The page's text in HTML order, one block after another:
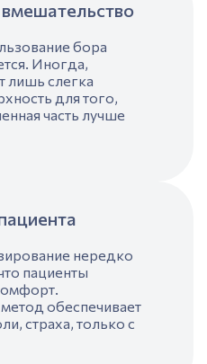
бора
Иногда,
лишь слегка
для того,
часть лучше
нередко
пациенты
обеспечивает
страха, только с